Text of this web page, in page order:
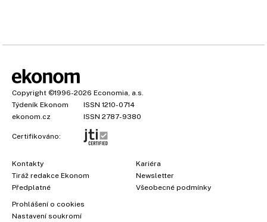
Copyright ©1996-2026 Economia, a.s.
Týdeník Ekonom
ISSN 1210-0714
ekonom.cz
ISSN 2787-9380
Certifikováno:
Kontakty
Tiráž redakce Ekonom
Předplatné
Kariéra
Newsletter
Všeobecné podmínky
Prohlášení o cookies
Nastavení soukromí